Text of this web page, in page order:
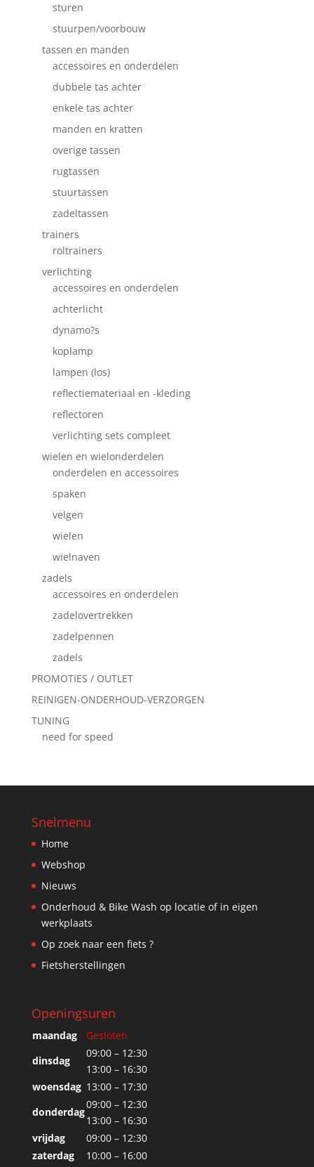
sturen
stuurpen/voorbouw
tassen en manden
accessoires en onderdelen
dubbele tas achter
enkele tas achter
manden en kratten
overige tassen
rugtassen
stuurtassen
zadeltassen
trainers
roltrainers
verlichting
accessoires en onderdelen
achterlicht
dynamo?s
koplamp
lampen (los)
reflectiemateriaal en -kleding
reflectoren
verlichting sets compleet
wielen en wielonderdelen
onderdelen en accessoires
spaken
velgen
wielen
wielnaven
zadels
accessoires en onderdelen
zadelovertrekken
zadelpennen
zadels
PROMOTIES / OUTLET
REINIGEN-ONDERHOUD-VERZORGEN
TUNING
need for speed
Snelmenu
Home
Webshop
Nieuws
Onderhoud & Bike Wash op locatie of in eigen
werkplaats
Op zoek naar een fiets ?
Fietsherstellingen
Openingsuren
maandag
Gesloten
dinsdag
09:00 – 12:30
13:00 – 16:30
woensdag 13:00 – 17:30
donderdag
09:00 – 12:30
13:00 – 16:30
vrijdag
09:00 – 12:30
zaterdag
10:00 – 16:00